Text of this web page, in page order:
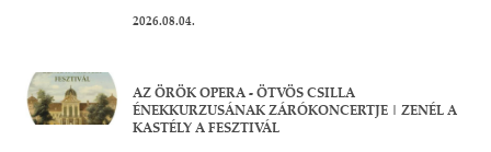
2026.08.04.
AZ ÖRÖK OPERA - ÖTVÖS CSILLA
ÉNEKKURZUSÁNAK ZÁRÓKONCERTJE | ZENÉL A
KASTÉLY A FESZTIVÁL